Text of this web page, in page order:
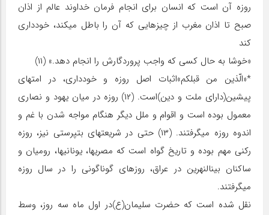
روزه آن است که انسان برای انجام فرمان خداوند عالم از اذان
صبح تا اذان مغرب از چیزهایی که آن را باطل می‏کند، خودداری
کند
«خوشا به حال کسی که واجب پروردگارش را انجام دهد.» (۱۱)
*«الّذین من قبلکم»اثبات اصل روزه و خودداری، در امت‏های
پیشین(دارای ملت و دین)است. (۱۲) روزه در میان یهود و نصاری
معمول بوده است و اقوام و ملل دیگر هنگام مواجه شدن با غم و
اندوه روزه می‏گرفتند. (۱۳) حتی در شریعت‏های بت‏پرستی نیز، روزه
رکنی مهم بوده و تاریخ گواه است که مصری‏ها، یونانی‏ها، رومیان و
ساکنان بین‏النهرین در عراق، روزهای گوناگونی را در سال روزه
می‏گرفتند.
نقل شده است که حضرت سلیمان(ع)در اول ماه سه روز، وسط